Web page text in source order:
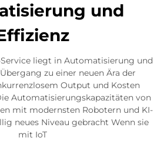
und
liegt in Automatisierung und
zu einer neuen Ära der
Output und Kosten
Automatisierungskapazitäten von
mit modernsten Robotern und KI-
neues Niveau gebracht Wenn sie
mit IoT